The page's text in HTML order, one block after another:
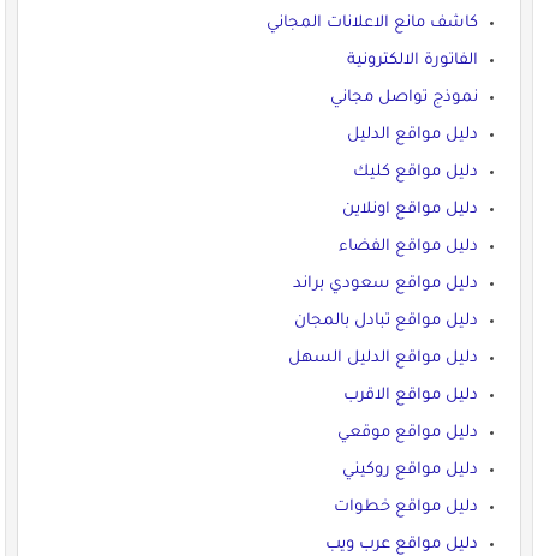
كاشف مانع الاعلانات المجاني
الفاتورة الالكترونية
نموذج تواصل مجاني
دليل مواقع الدليل
دليل مواقع كليك
دليل مواقع اونلاين
دليل مواقع الفضاء
دليل مواقع سعودي براند
دليل مواقع تبادل بالمجان
دليل مواقع الدليل السهل
دليل مواقع الاقرب
دليل مواقع موقعي
دليل مواقع روكيني
دليل مواقع خطوات
دليل مواقع عرب ويب